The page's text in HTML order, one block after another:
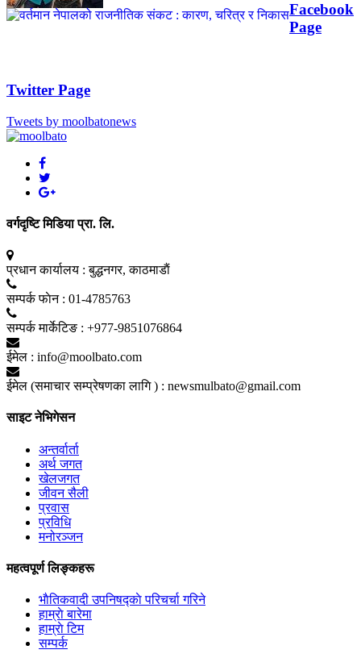
Facebook
Page
Twitter Page
Tweets by moolbatonews
वर्गदृष्टि मिडिया प्रा. लि.
प्रधान कार्यालय : बुद्धनगर, काठमाडाैं
सम्पर्क फाेन : 01-4785763
सम्पर्क मार्केटिङ : +977-9851076864
ईमेल : info@moolbato.com
ईमेल (समाचार सम्प्रेषणका लागि ) : newsmulbato@gmail.com
साइट नेभिगेसन
अन्तर्वार्ता
अर्थ जगत
खेलजगत
जीवन सैली
प्रवास
प्रविधि
मनोरञ्जन
महत्वपूर्ण लिङ्कहरू
भाैतिकवादी उपनिषद्काे परिचर्चा गरिने
हाम्राे बारेमा
हाम्राे टिम
सम्पर्क